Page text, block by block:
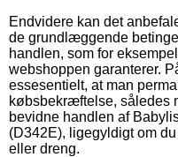
Endvidere kan det
de grundlæggende
handlen, som for
webshoppen garanterer.
essesentielt, at man
købsbekræftelse, således
bevidne handlen af
(D342E), ligegyldigt om
eller dreng.